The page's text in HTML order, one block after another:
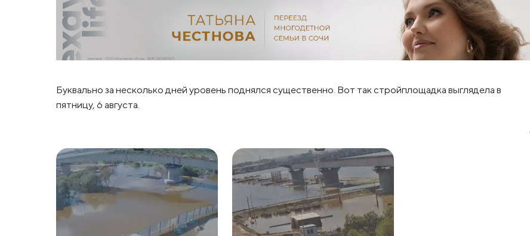
Буквально за несколько дней уровень поднялся существенно. Вот так стройплощадка выглядела в
пятницу, 6 августа.